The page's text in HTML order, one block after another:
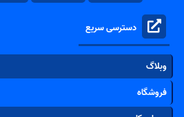
دسترسی سریع
وبلاگ
فروشگاه